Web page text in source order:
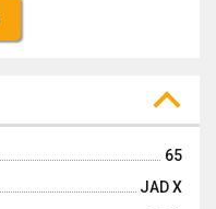
65
JAD X